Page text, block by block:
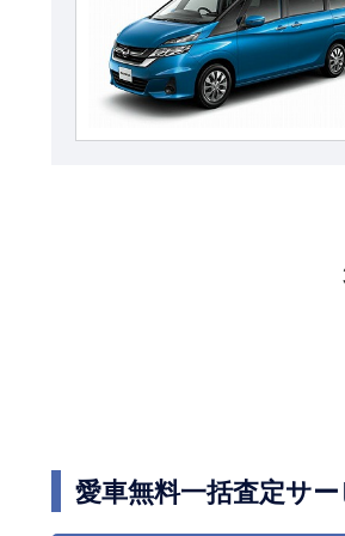
愛車無料一括査定サ